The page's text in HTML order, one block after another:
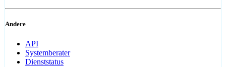
Andere
API
Systemberater
Dienststatus